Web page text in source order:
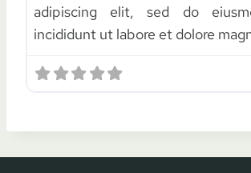
adipiscing elit, sed do
incididunt ut labore et dolore